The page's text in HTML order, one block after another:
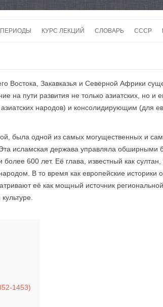
к
ПЕРИОДЫ КУРС ЛЕКЦИЙ СЛОВАРЬ СССР
ВОЙНЫ
Востока, Закавказья и Северной Африки
на пути развития не только азиатских, но и
народов) и консолидирующим (для
была одной из самых могущественных и
исламская держава управляла обширными
600 лет. Её глава, известный как султан,
В то время как европейские
её как мощный источник
1453)